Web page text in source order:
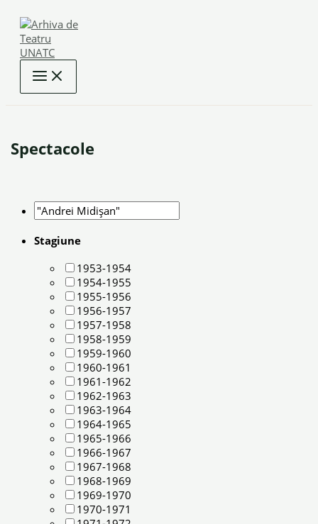
content
Spectacole
Stagiune
1953-1954
1954-1955
1955-1956
1956-1957
1957-1958
1958-1959
1959-1960
1960-1961
1961-1962
1962-1963
1963-1964
1964-1965
1965-1966
1966-1967
1967-1968
1968-1969
1969-1970
1970-1971